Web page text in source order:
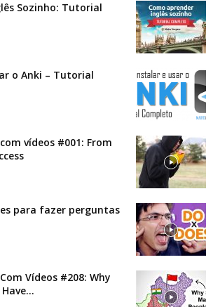
Sozinho: Tutorial
o Anki – Tutorial
vídeos #001: From
para fazer perguntas
Vídeos #208: Why